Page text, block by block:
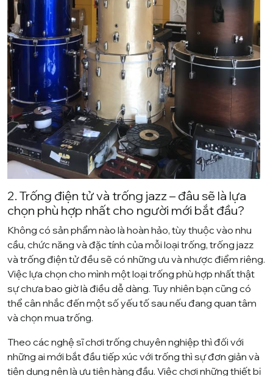
2. Trống điện tử và trống jazz – đâu sẽ là lựa
chọn phù hợp nhất cho người mới bắt đầu?
Không có sản phẩm nào là hoàn hảo, tùy thuộc vào nhu
cầu, chức năng và đặc tính của mỗi loại trống, trống jazz
và trống điện tử đều sẽ có những ưu và nhược điểm riêng.
Việc lựa chọn cho mình một loại trống phù hợp nhất thật
sự chưa bao giờ là điều dễ dàng. Tuy nhiên bạn cũng có
thể cân nhắc đến một số yếu tố sau nếu đang quan tâm
và chọn mua trống.
Theo các nghệ sĩ chơi trống chuyên nghiệp thì đối với
những ai mới bắt đầu tiếp xúc với trống thì sự đơn giản và
tiện dụng nên là ưu tiên hàng đầu. Việc chơi những thiết bị